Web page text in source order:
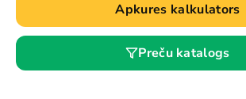
Apkures kalkulators
Preču katalogs